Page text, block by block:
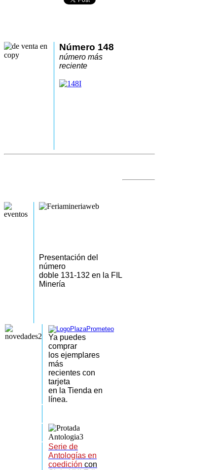
Número 148
número más
reciente
Presentación del
número
doble 131-132 en la FIL
Minería
Ya puedes
comprar
los ejemplares
más
recientes con
tarjeta
en la Tienda en
línea.
Serie de
Antologías en
coedición con